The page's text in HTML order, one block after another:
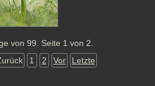
von 99. Seite 1 von 2.
1 2 Vor Letzte